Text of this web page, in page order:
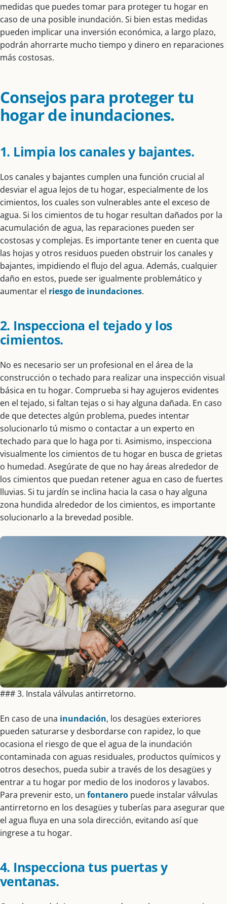
medidas que puedes tomar para proteger tu hogar en
caso de una posible inundación. Si bien estas medidas
pueden implicar una inversión económica, a largo plazo,
podrán ahorrarte mucho tiempo y dinero en reparaciones
más costosas.
Consejos para proteger tu
hogar de inundaciones.
1. Limpia los canales y bajantes.
Los canales y bajantes cumplen una función crucial al
desviar el agua lejos de tu hogar, especialmente de los
cimientos, los cuales son vulnerables ante el exceso de
agua. Si los cimientos de tu hogar resultan dañados por la
acumulación de agua, las reparaciones pueden ser
costosas y complejas. Es importante tener en cuenta que
las hojas y otros residuos pueden obstruir los canales y
bajantes, impidiendo el flujo del agua. Además, cualquier
daño en estos, puede ser igualmente problemático y
aumentar el riesgo de inundaciones.
2. Inspecciona el tejado y los
cimientos.
No es necesario ser un profesional en el área de la
construcción o techado para realizar una inspección visual
básica en tu hogar. Comprueba si hay agujeros evidentes
en el tejado, si faltan tejas o si hay alguna dañada. En caso
de que detectes algún problema, puedes intentar
solucionarlo tú mismo o contactar a un experto en
techado para que lo haga por ti. Asimismo, inspecciona
visualmente los cimientos de tu hogar en busca de grietas
o humedad. Asegúrate de que no hay áreas alrededor de
los cimientos que puedan retener agua en caso de fuertes
lluvias. Si tu jardín se inclina hacia la casa o hay alguna
zona hundida alrededor de los cimientos, es importante
solucionarlo a la brevedad posible.
### 3. Instala válvulas antirretorno.
En caso de una inundación, los desagües exteriores
pueden saturarse y desbordarse con rapidez, lo que
ocasiona el riesgo de que el agua de la inundación
contaminada con aguas residuales, productos químicos y
otros desechos, pueda subir a través de los desagües y
entrar a tu hogar por medio de los inodoros y lavabos.
Para prevenir esto, un fontanero puede instalar válvulas
antirretorno en los desagües y tuberías para asegurar que
el agua fluya en una sola dirección, evitando así que
ingrese a tu hogar.
4. Inspecciona tus puertas y
ventanas.